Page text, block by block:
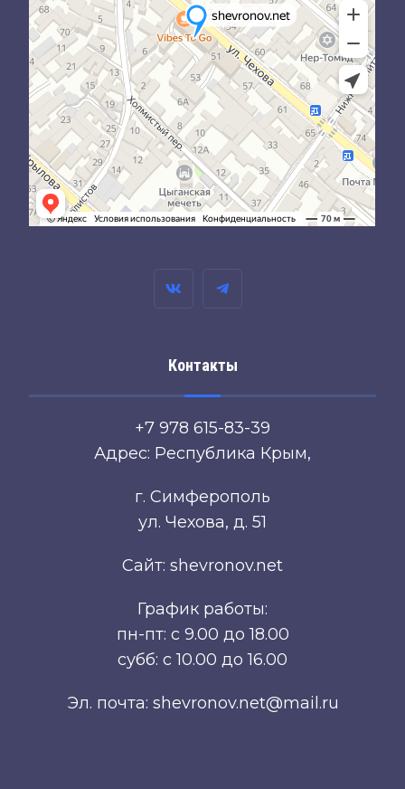
Контакты
+7 978 615-83-39
Адрес: Республика Крым,
г. Симферополь
ул. Чехова, д. 51
Сайт: shevronov.net
График работы:
пн-пт: с 9.00 до 18.00
субб: с 10.00 до 16.00
Эл. почта: shevronov.net@mail.ru